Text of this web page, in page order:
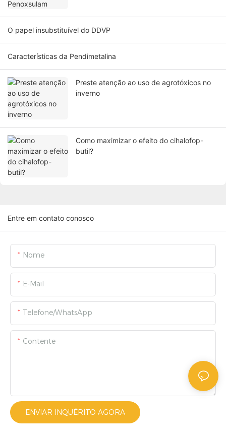
O papel insubstituível do DDVP
Características da Pendimetalina
Preste atenção ao uso de agrotóxicos no
inverno
Como maximizar o efeito do cihalofop-
butil?
Entre em contato conosco
Nome
E-Mail
Telefone/WhatsApp
Contente
ENVIAR INQUÉRITO AGORA